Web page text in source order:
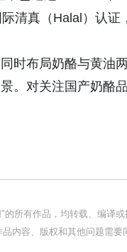
清真（Halal）认
时布局奶酪与黄油
。对关注国产奶酪
的所有作品，均转载、编译
内容、版权和其他问题需